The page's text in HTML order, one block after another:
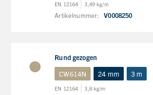
EN 12164 3,49 kg/m
Artikelnummer: V0008250
Rund gezogen
CW614N
24 mm 3 m
EN 12164 3,8 kg/m